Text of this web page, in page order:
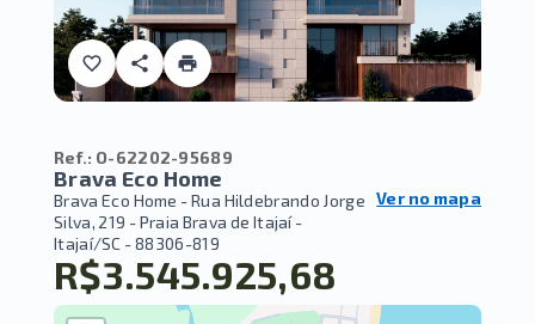
Ref.: O-62202-95689
Brava Eco Home
Brava Eco Home -Rua Hildebrando Jorge
Silva, 219 - Praia Brava de Itajaí -
Itajaí/SC - 88306-819
Ver no mapa
R$3.545.925,68